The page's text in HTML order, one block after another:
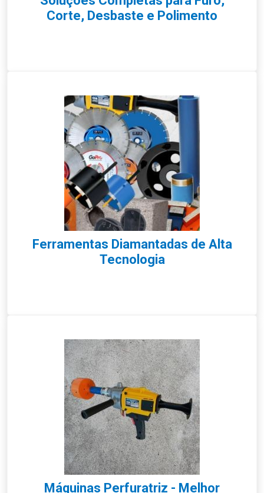
Corte, Desbaste e Polimento
Ferramentas Diamantadas de Alta
Tecnologia
Máquinas Perfuratriz - Melhor